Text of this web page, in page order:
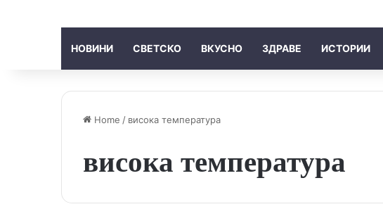
НОВИНИ СВЕТСКО ВКУСНО ЗДРАВЕ ИСТОРИИ
Home / висока температура
висока температура